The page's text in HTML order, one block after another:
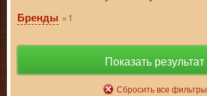
Бренды
1
Показать результат
Сбросить все фильтры